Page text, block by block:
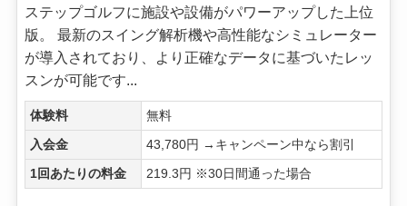
ステップゴルフに施設や設備がパワーアップした上位
版。 最新のスイング解析機や高性能なシミュレーター
が導入されており、より正確なデータに基づいたレッ
スンが可能です...
体験料 無料
入会金 43,780円 →キャンペーン中なら割引
1回あたりの料金 219.3円 ※30日間通った場合